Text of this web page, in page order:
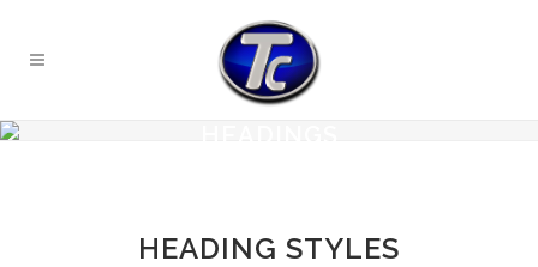
HEADING STYLES